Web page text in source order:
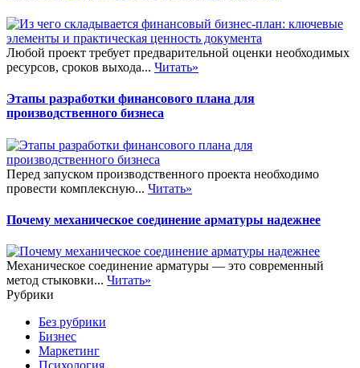
Любой проект требует предварительной оценки необходимых
ресурсов, сроков выхода... Читать»
Этапы разработки финансового плана для
производственного бизнеса
Перед запуском производственного проекта необходимо
провести комплексную... Читать»
Почему механическое соединение арматуры надежнее
Механическое соединение арматуры — это современный
метод стыковки... Читать»
Рубрики
Без рубрики
Бизнес
Маркетинг
Психология